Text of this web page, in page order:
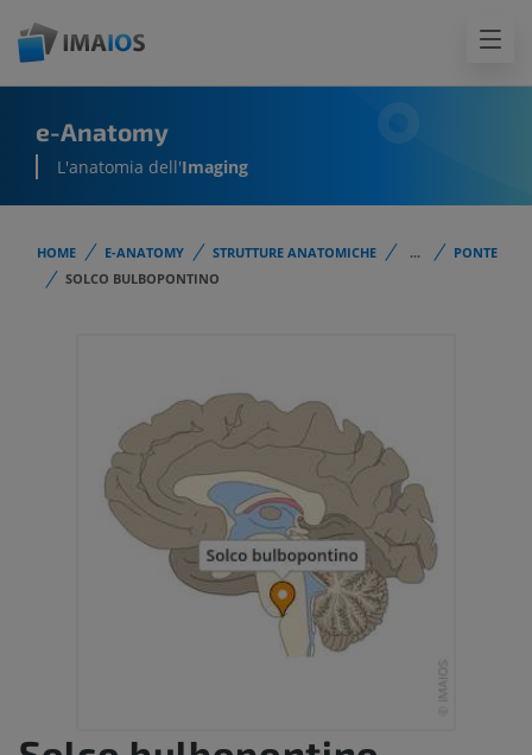
e-Anatomy
L'anatomia dell'Imaging
HOME E-ANATOMY STRUTTURE ANATOMICHE ...
PONTE
SOLCO BULBOPONTINO